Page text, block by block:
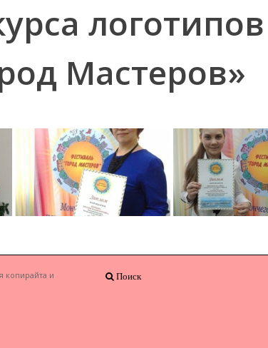
Мастеров»
копирайта и
Поиск